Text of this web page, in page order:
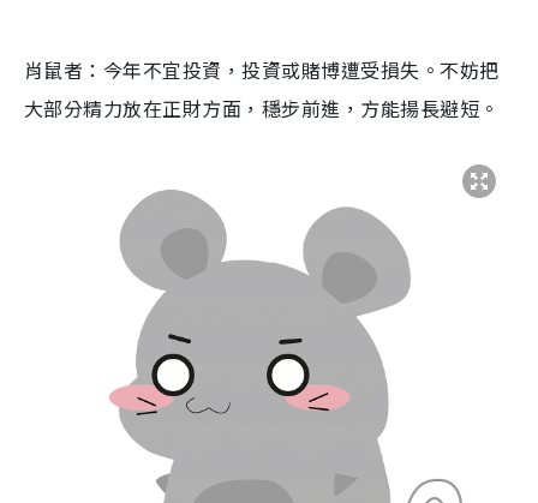
肖鼠者：今年不宜投資，投資或賭博遭受損失。不妨把
大部分精力放在正財方面，穩步前進，方能揚長避短。